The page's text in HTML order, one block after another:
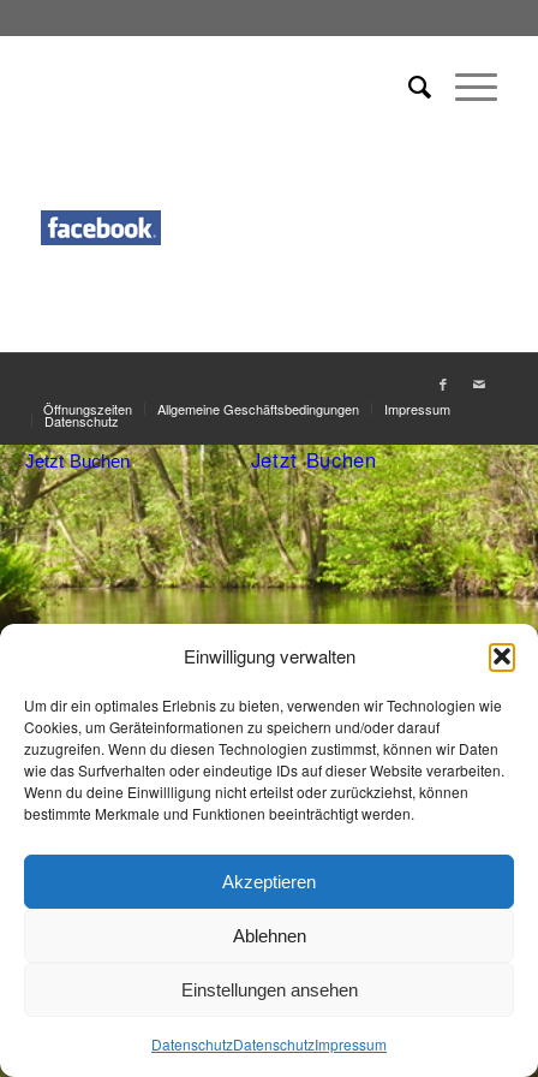
Einwilligung verwalten
Um dir ein optimales Erlebnis zu bieten, verwenden wir Technologien wie
Cookies, um Geräteinformationen zu speichern und/oder darauf
zuzugreifen. Wenn du diesen Technologien zustimmst, können wir Daten
wie das Surfverhalten oder eindeutige IDs auf dieser Website verarbeiten.
Wenn du deine Einwillligung nicht erteilst oder zurückziehst, können
bestimmte Merkmale und Funktionen beeinträchtigt werden.
Akzeptieren
Ablehnen
Einstellungen ansehen
DatenschutzDatenschutzImpressum
Öffnungszeiten Allgemeine Geschäftsbedingungen Impressum
Datenschutz
Jetzt Buchen Jetzt Buchen